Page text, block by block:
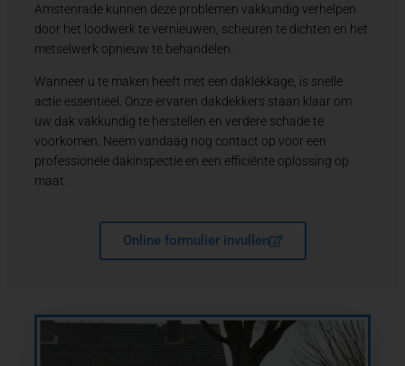
Amstenrade kunnen deze problemen vakkundig verhelpen
door het loodwerk te vernieuwen, scheuren te dichten en het
metselwerk opnieuw te behandelen.
Wanneer u te maken heeft met een daklekkage, is snelle
actie essentieel. Onze ervaren dakdekkers staan klaar om
uw dak vakkundig te herstellen en verdere schade te
voorkomen. Neem vandaag nog contact op voor een
professionele dakinspectie en een efficiënte oplossing op
maat.
Online formulier invullen